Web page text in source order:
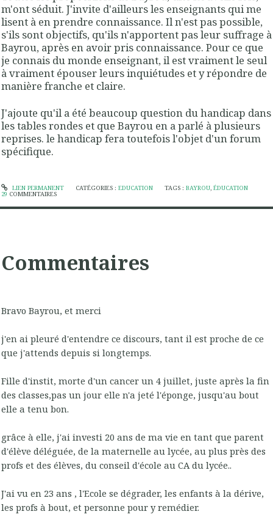
m'ont séduit. J'invite d'ailleurs les enseignants qui me
lisent à en prendre connaissance. Il n'est pas possible,
s'ils sont objectifs, qu'ils n'apportent pas leur suffrage à
Bayrou, après en avoir pris connaissance. Pour ce que
je connais du monde enseignant, il est vraiment le seul
à vraiment épouser leurs inquiétudes et y répondre de
manière franche et claire.
J'ajoute qu'il a été beaucoup question du handicap dans
les tables rondes et que Bayrou en a parlé à plusieurs
reprises. le handicap fera toutefois l'objet d'un forum
spécifique.
LIEN PERMANENT CATÉGORIES : EDUCATION TAGS :BAYROU,ÉDUCATION
29 COMMENTAIRES
Commentaires
Bravo Bayrou, et merci
j'en ai pleuré d'entendre ce discours, tant il est proche de ce
que j'attends depuis si longtemps.
Fille d'instit, morte d'un cancer un 4 juillet, juste après la fin
des classes,pas un jour elle n'a jeté l'éponge, jusqu'au bout
elle a tenu bon.
grâce à elle, j'ai investi 20 ans de ma vie en tant que parent
d'élève déléguée, de la maternelle au lycée, au plus près des
profs et des élèves, du conseil d'école au CA du lycée..
J'ai vu en 23 ans , l'Ecole se dégrader, les enfants à la dérive,
les profs à bout, et personne pour y remédier.